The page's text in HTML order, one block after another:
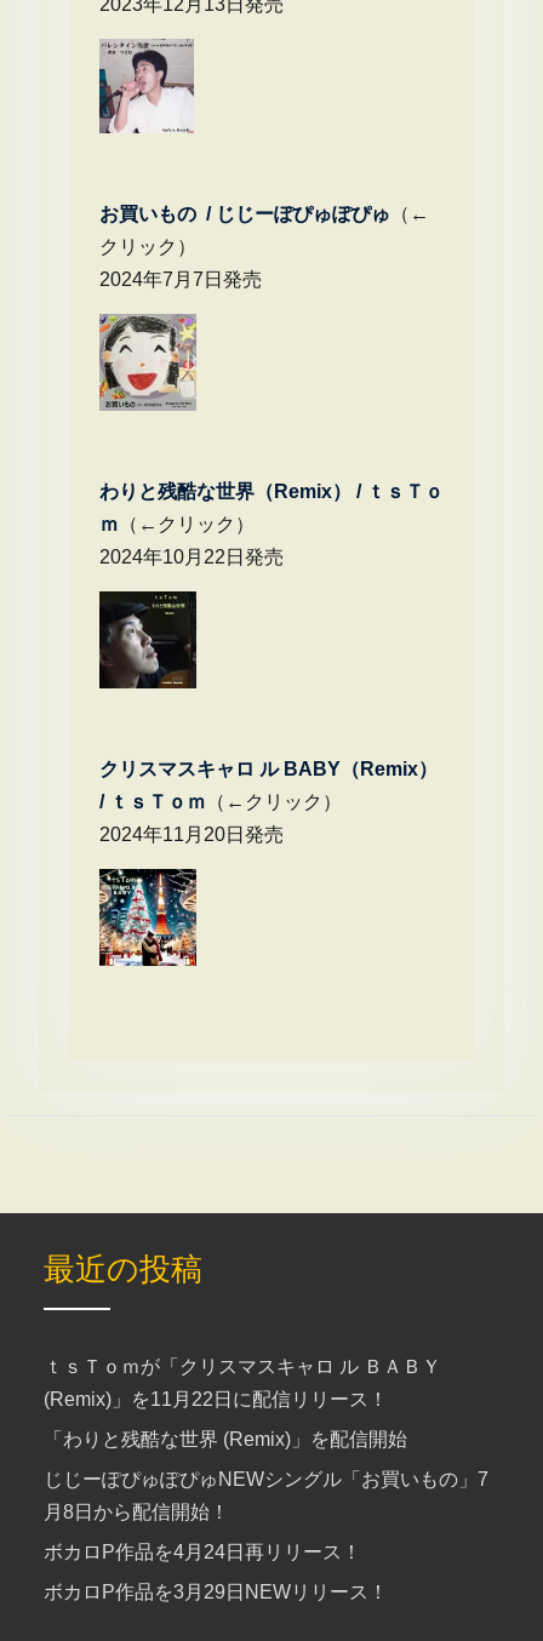
2023年12月13日発売
お買いもの / じじーぽぴゅぽぴゅ （←
クリック）
2024年7月7日発売
わりと残酷な世界（Remix） / ｔｓＴｏ
ｍ （←クリック）
2024年10月22日発売
クリスマスキャロ ル BABY（Remix）
/ ｔｓＴｏｍ （←クリック）
2024年11月20日発売
最近の投稿
ｔｓＴｏｍが「クリスマスキャロ ル ＢＡＢＹ
(Remix)」を11月22日に配信リリース！
「わりと残酷な世界 (Remix)」を配信開始
じじーぽぴゅぽぴゅNEWシングル「お買いもの」7
月8日から配信開始！
ボカロP作品を4月24日再リリース！
ボカロP作品を3月29日NEWリリース！